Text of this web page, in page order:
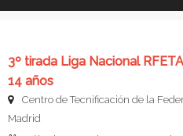
3º tirada Liga Nacional
14 años
Centro de Tecnificación de la
Madrid